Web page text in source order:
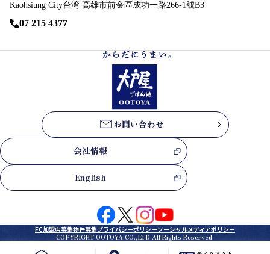
Kaohsiung City台湾 高雄市前金區成功一路266-1號B3
07 215 4377
お問い合わせ
会社情報
English
FC加盟店募集物件募集プライバシーポリシーソーシャルメディアポリシー
COPYRIGHT OOTOYA CO.,LTD All Rights Reserved.